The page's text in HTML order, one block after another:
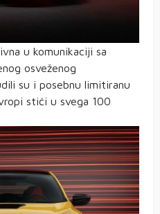
u komunikaciji sa
osveženog
su i posebnu limitiranu
stići u svega 100